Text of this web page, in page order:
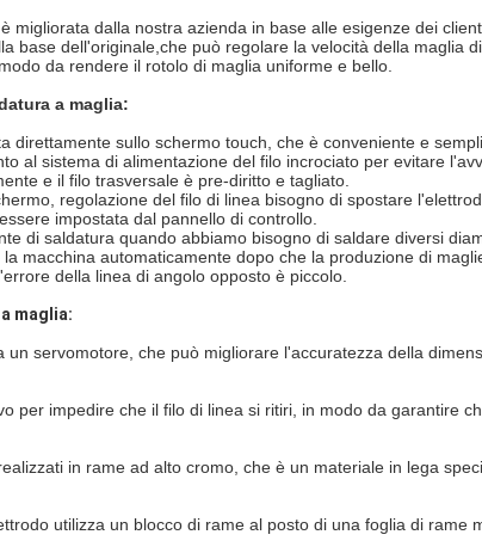
migliorata dalla nostra azienda in base alle esigenze dei
base dell'originale,che può regolare la velocità della maglia
da rendere il rotolo di maglia uniforme e bello.
a maglia:
direttamente sullo schermo touch, che è conveniente e
al sistema di alimentazione del filo incrociato per evitare
e il filo trasversale è pre-diritto e tagliato.
regolazione del filo di linea bisogno di spostare
impostata dal pannello di controllo.
di saldatura quando abbiamo bisogno di saldare diversi
macchina automaticamente dopo che la produzione di
della linea di angolo opposto è piccolo.
maglia:
un servomotore, che può migliorare l'accuratezza della
per impedire che il filo di linea si ritiri, in modo da garantire
in rame ad alto cromo, che è un materiale in lega
utilizza un blocco di rame al posto di una foglia di rame